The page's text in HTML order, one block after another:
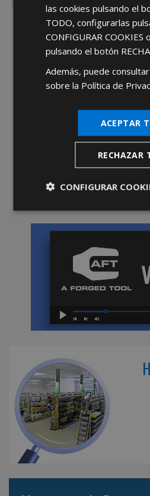
He leído y acepto la
*Abstenerse particulares, sólo venta a
las cookies pulsando el
TODO, configurarlas
CONFIGURAR COOKIES
pulsando el botón
Además, puede
sobre la Política de
ACEPTAR
RECHAZAR
CONFIGURAR